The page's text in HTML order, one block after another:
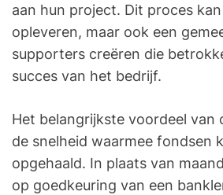
aan hun project. Dit proces
opleveren, maar ook een
supporters creëren die
succes van het bedrijf.
Het belangrijkste voordeel van
de snelheid waarmee fondsen
opgehaald. In plaats van
op goedkeuring van een